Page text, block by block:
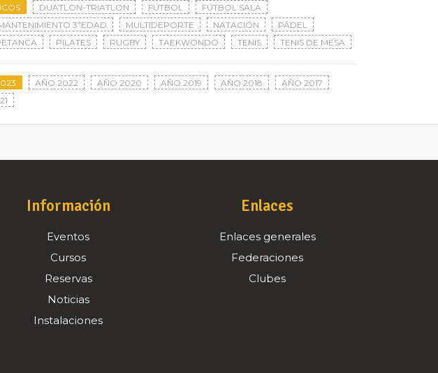
DUATLON-TRIATLON FÚTBOL
FÚTBOL SALA
3ªEDAD MULTIDEPORTE NATACIÓN
PÁDEL
PILATES RUGBY TAEKWONDO TENIS TENIS DE MESA
AÑO 2022 AÑO 2020 AÑO 2019 AÑO 2018
AÑO 2017
Información
Eventos
Cursos
Reservas
Noticias
Instalaciones
Enlaces
Enlaces generales
Federaciones
Clubes